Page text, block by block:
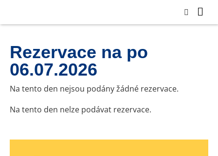
Rezervace na po
06.07.2026
Na tento den nejsou podány žádné rezervace.
Na tento den nelze podávat rezervace.